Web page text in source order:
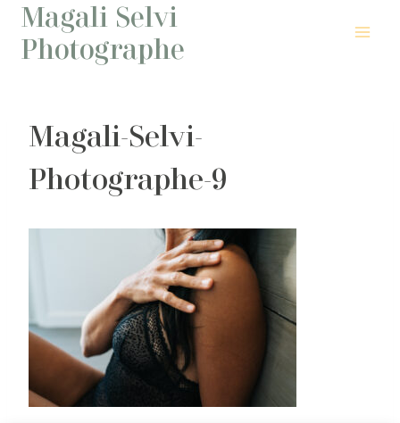
Aller
contenu
Magali Selvi
Photographe
Magali-Selvi-
Photographe-9